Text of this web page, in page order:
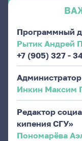
Программный
Рытик Андрей
+7 (905) 327 -
Администратор
Инкин Максим
Редактор
кипения СГУ»
Пономарёва